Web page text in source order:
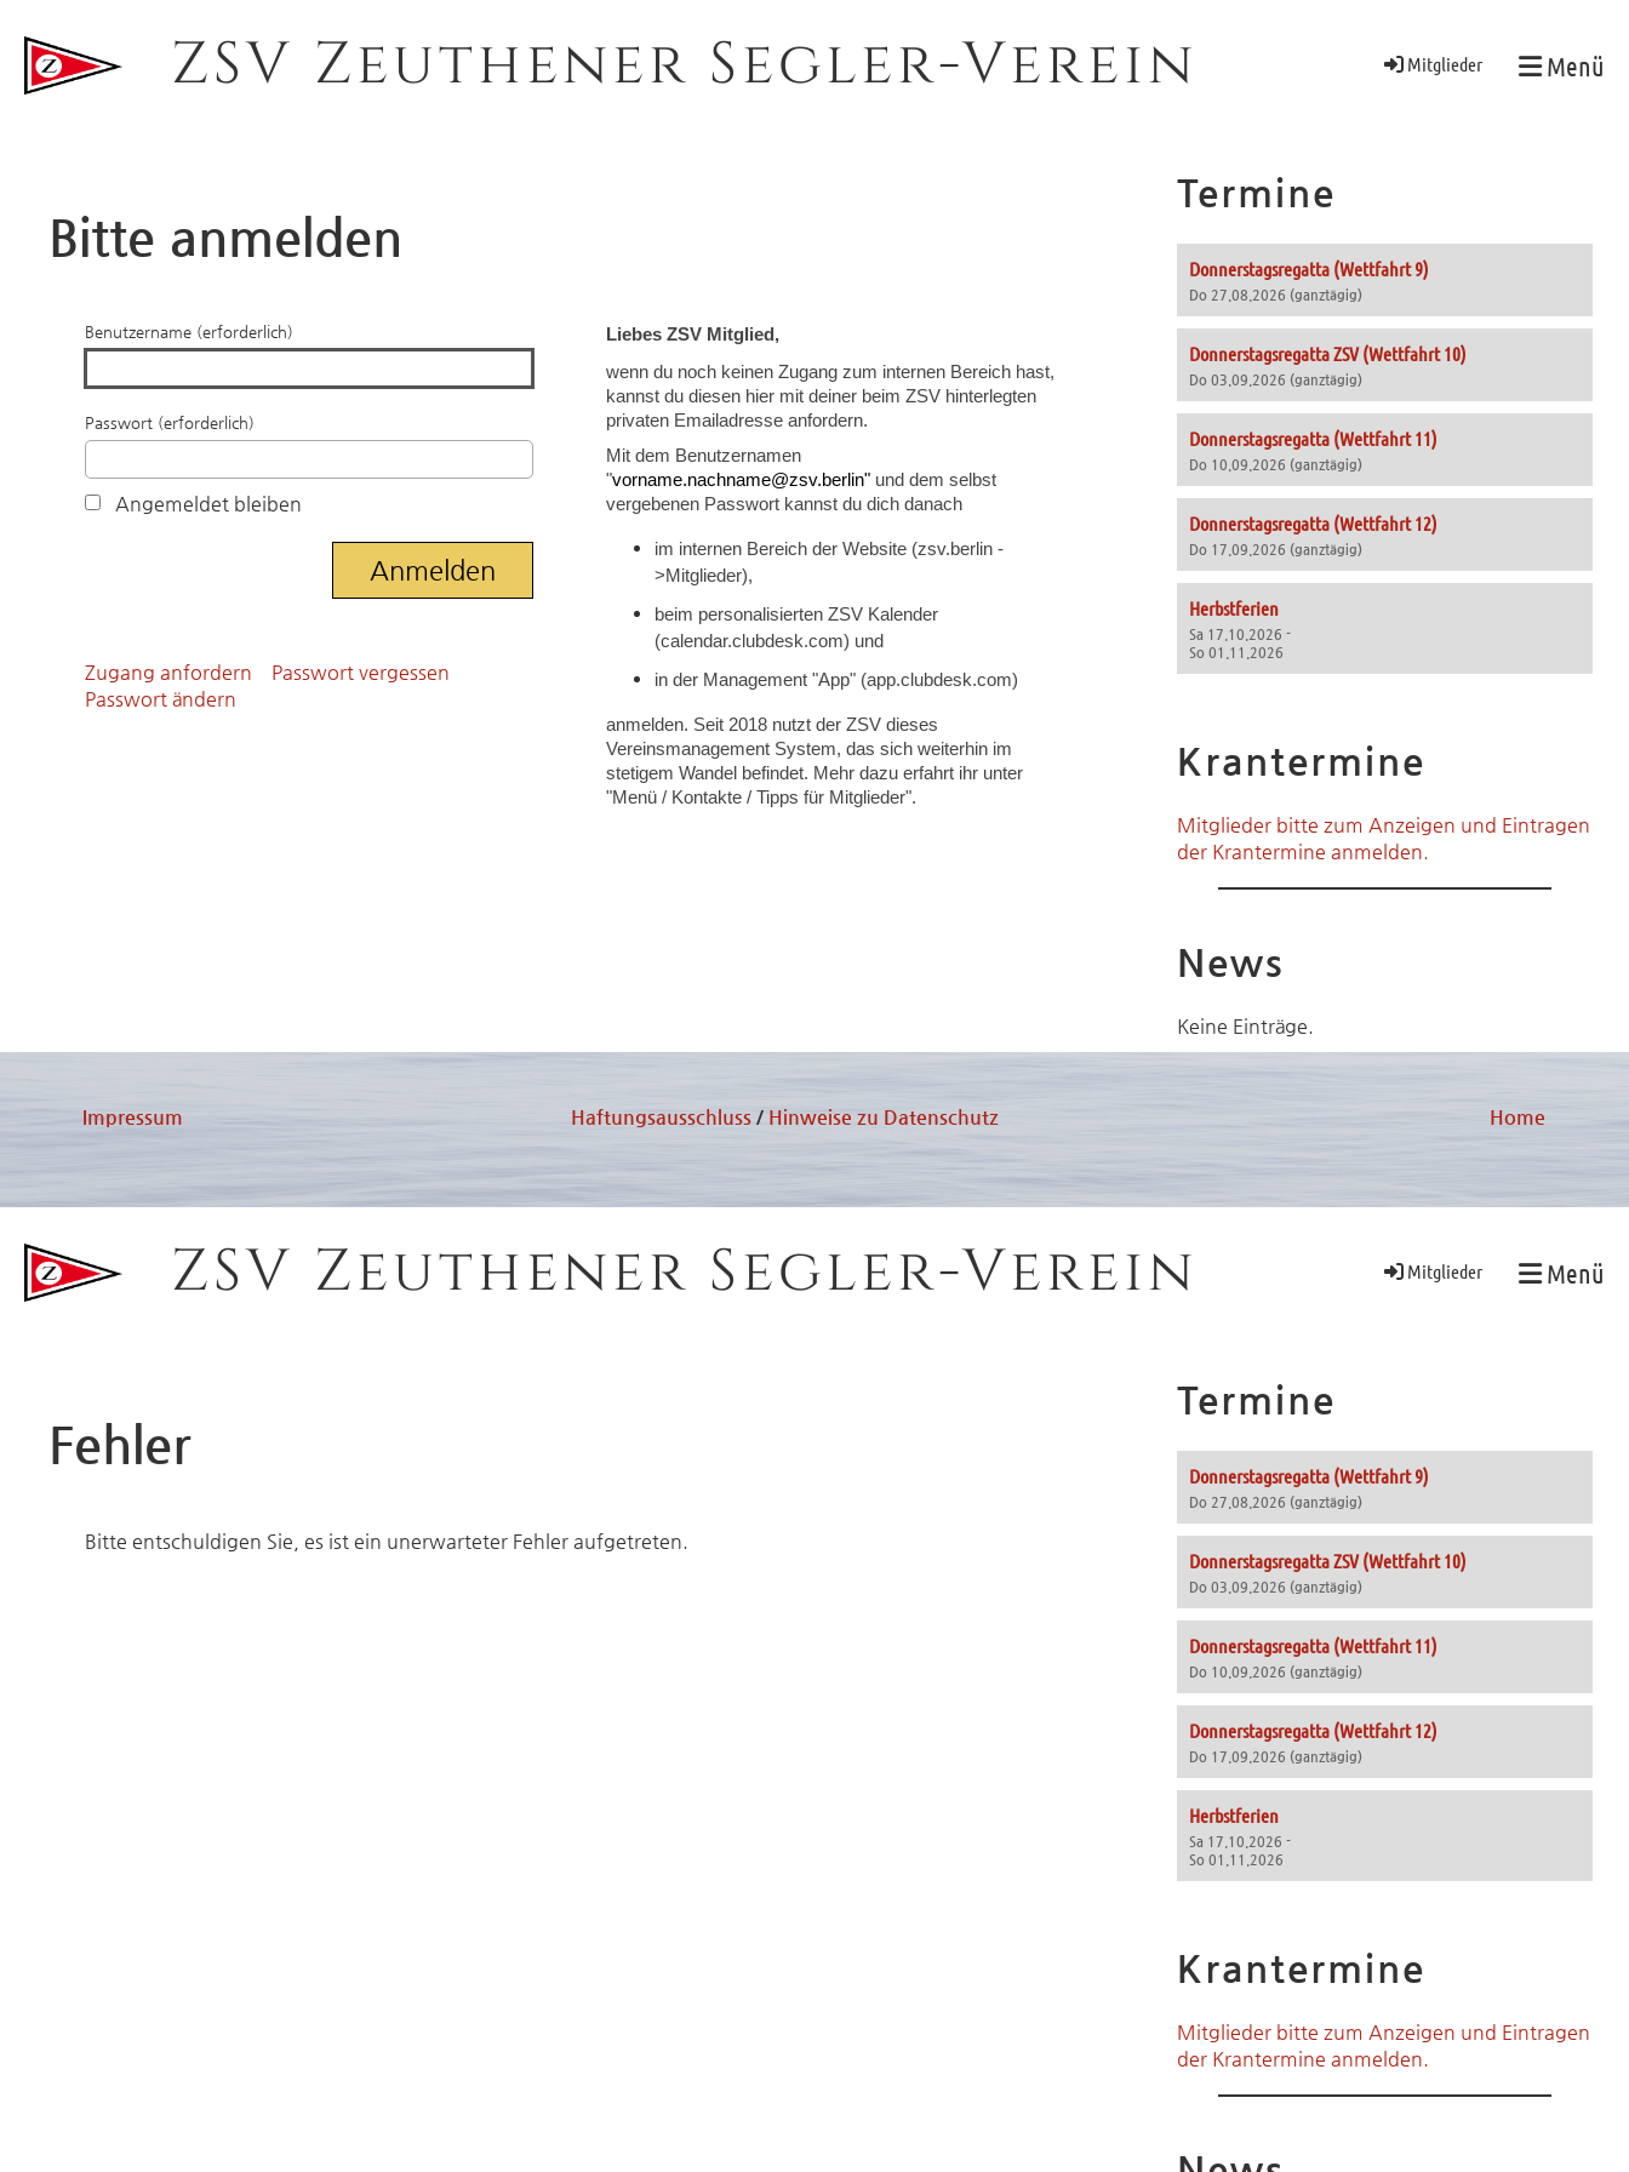
ZSV Zeuthener Segler-Verein Mitglieder Menü
Bitte anmelden
Benutzername (erforderlich)
Passwort (erforderlich)
Angemeldet bleiben
Zugang anfordern
Passwort vergessen
Passwort ändern
Liebes ZSV Mitglied,
wenn du noch keinen Zugang zum internen Bereich hast,
kannst du diesen hier mit deiner beim ZSV hinterlegten
privaten Emailadresse anfordern.
Mit dem Benutzernamen
"vorname.nachname@zsv.berlin" und dem selbst
vergebenen Passwort kannst du dich danach
im internen Bereich der Website (zsv.berlin -
>Mitglieder),
beim personalisierten ZSV Kalender
(calendar.clubdesk.com) und
in der Management "App" (app.clubdesk.com)
anmelden. Seit 2018 nutzt der ZSV dieses
Vereinsmanagement System, das sich weiterhin im
stetigem Wandel befindet. Mehr dazu erfahrt ihr unter
"Menü / Kontakte / Tipps für Mitglieder".
Termine
Donnerstagsregatta (Wettfahrt 9)
Do 27.08.2026 (ganztägig)
Donnerstagsregatta ZSV (Wettfahrt 10)
Do 03.09.2026 (ganztägig)
Donnerstagsregatta (Wettfahrt 11)
Do 10.09.2026 (ganztägig)
Donnerstagsregatta (Wettfahrt 12)
Do 17.09.2026 (ganztägig)
Herbstferien
Sa 17.10.2026 -
So 01.11.2026
Krantermine
Mitglieder bitte zum Anzeigen und Eintragen
der Krantermine anmelden.
News
Keine Einträge.
Impressum Haftungsausschluss / Hinweise zu Datenschutz Home
ZSV Zeuthener Segler-Verein Mitglieder Menü
Fehler
Bitte entschuldigen Sie, es ist ein unerwarteter Fehler aufgetreten.
Termine
Donnerstagsregatta (Wettfahrt 9)
Do 27.08.2026 (ganztägig)
Donnerstagsregatta ZSV (Wettfahrt 10)
Do 03.09.2026 (ganztägig)
Donnerstagsregatta (Wettfahrt 11)
Do 10.09.2026 (ganztägig)
Donnerstagsregatta (Wettfahrt 12)
Do 17.09.2026 (ganztägig)
Herbstferien
Sa 17.10.2026 -
So 01.11.2026
Krantermine
Mitglieder bitte zum Anzeigen und Eintragen
der Krantermine anmelden.